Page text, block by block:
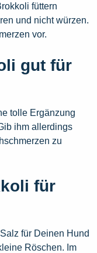
füttern
und nicht würzen.
vor.
gut für
tolle Ergänzung
ihm allerdings
zu
für
für Deinen Hund
Röschen. Im